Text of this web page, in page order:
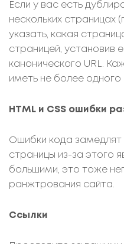
Если у вас есть
нескольких страницах
указать, какая
страницей, установив
канонического URL.
иметь не более одного
HTML и CSS ошибки
Ошибки кода
страницы из-за этого
большими, это тоже
ранжтрования сайта.
Ссылки